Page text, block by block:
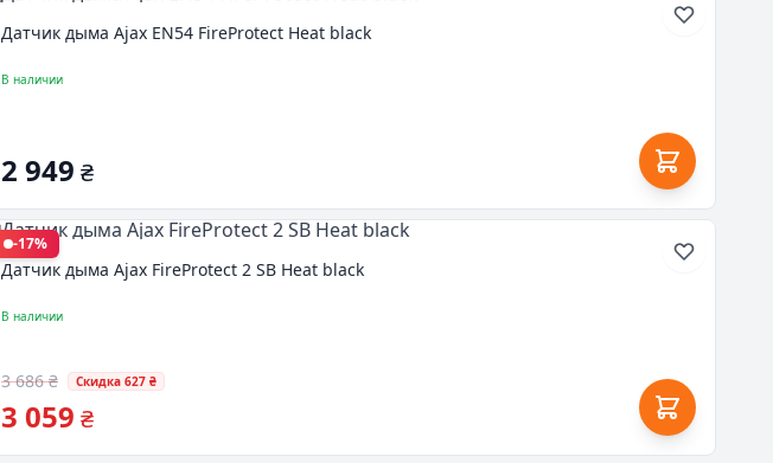
Датчик дыма Ajax EN54 FireProtect Heat black
В наличии
2 949 ₴
-17%
Датчик дыма Ajax FireProtect 2 SB Heat black
В наличии
3 686 ₴ Скидка 627 ₴
3 059 ₴